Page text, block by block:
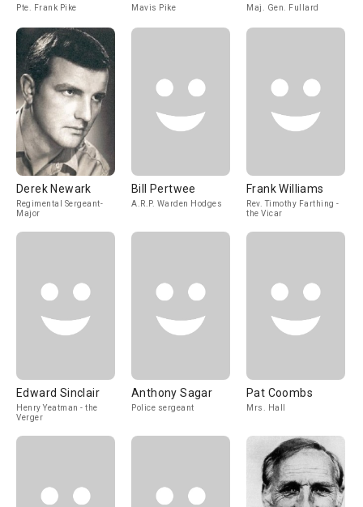
Pte. Frank Pike Mavis Pike Maj. Gen. Fullard
Derek Newark
Regimental Sergeant-
Major
Bill Pertwee
A.R.P. Warden Hodges
Frank Williams
Rev. Timothy Farthing -
the Vicar
Edward Sinclair
Henry Yeatman - the
Verger
Anthony Sagar
Police sergeant
Pat Coombs
Mrs. Hall